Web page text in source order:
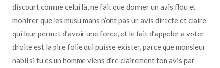
discourt comme celui là, ne fait que donner un avis flou et
montrer que les musulmans n’ont pas un avis directe et claire
qui leur permet d’avoir une force, et le fait d’appeler a voter
droite est la pire folie qui puisse exister, parce que monsieur
nabil si tu es un homme viens dire clairement ton avis par